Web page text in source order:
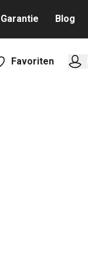
Garantie Blog
Favoriten